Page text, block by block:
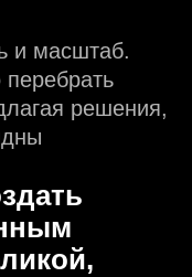
и масштаб.
решения,